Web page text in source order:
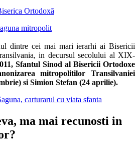
Ortodoxă
dintre cei mai mari ierarhi ai Bisericii
in decursul secolului al XIX-
Sfantul Sinod al Bisericii Ortodoxe
mitropolitilor Transilvaniei
si Simion Stefan (24 aprilie).
carturarul cu viata sfanta
ma mai recunosti in